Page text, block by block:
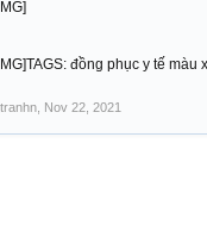
TAGS: đồng phục y tế màu
Nov 22, 2021